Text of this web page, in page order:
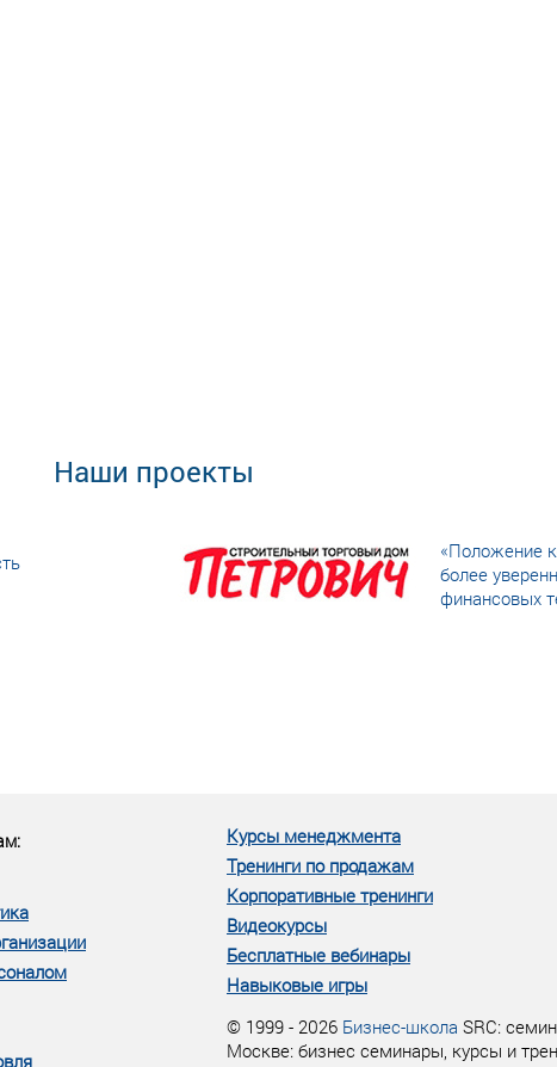
Наши проекты
«Положение
более
финансовых
Курсы менеджмента
Тренинги по продажам
Корпоративные тренинги
Видеокурсы
Бесплатные вебинары
Навыковые игры
© 1999 - 2026 Бизнес-школа SRC:
Москве: бизнес семинары, курсы и